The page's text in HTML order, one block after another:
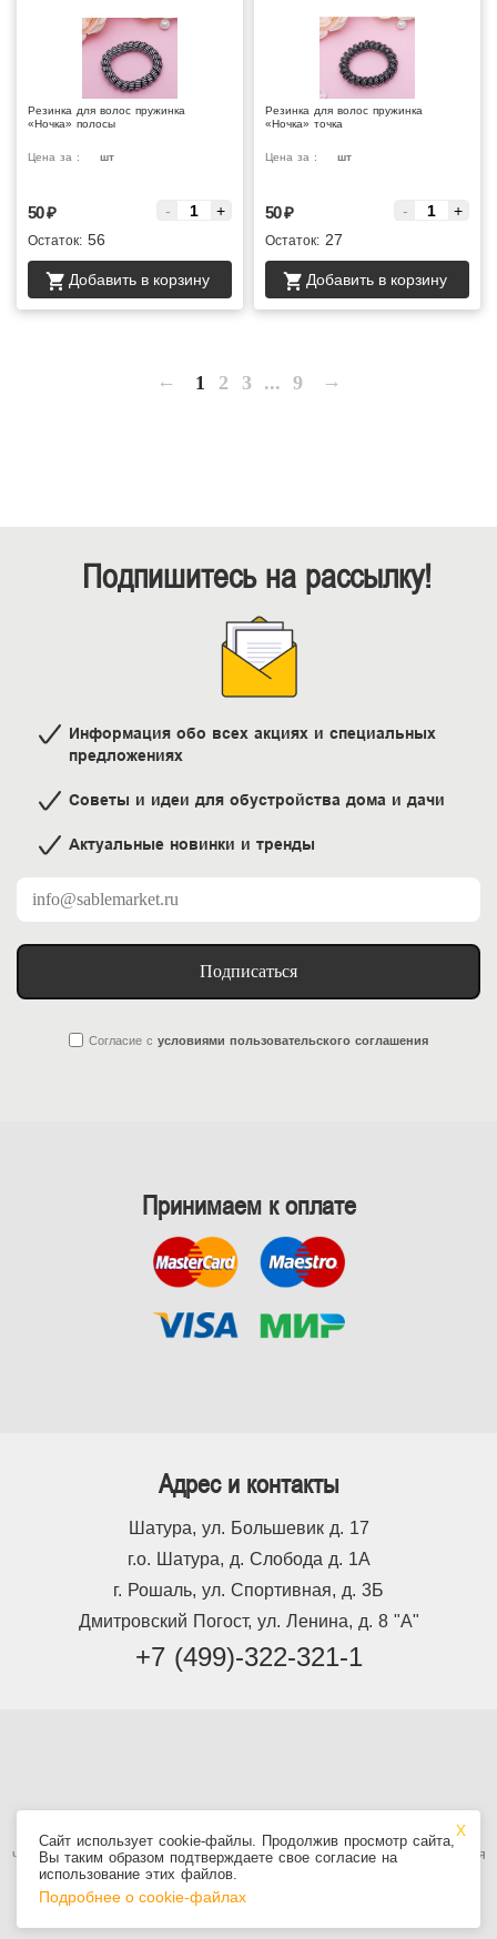
Резинка для волос пружинка
«Ночка» полосы
Цена за : шт
50₽ - +
Остаток: 56
Добавить в корзину
Резинка для волос пружинка
«Ночка» точка
Цена за : шт
50₽ - +
Остаток: 27
Добавить в корзину
← 1 2 3 ... 9 →
Подпишитесь на рассылку!
Информация обо всех акциях и специальных
предложениях
Советы и идеи для обустройства дома и дачи
Актуальные новинки и тренды
Подписаться
Согласие с условиями пользовательского соглашения
Принимаем к оплате
Адрес и контакты
Шатура, ул. Большевик д. 17
г.о. Шатура, д. Слобода д. 1А
г. Рошаль, ул. Спортивная, д. 3Б
Дмитровский Погост, ул. Ленина, д. 8 "А"
+7 (499)-322-321-1
Используя сайт, вы принимаетеПользовательское соглашение, в том
числе условия использования cookie. Информация на сайте не является
публичной офертой.
Сайт использует cookie-файлы. Продолжив просмотр сайта,
Вы таким образом подтверждаете свое согласие на
использование этих файлов.
Подробнее о cookie-файлах